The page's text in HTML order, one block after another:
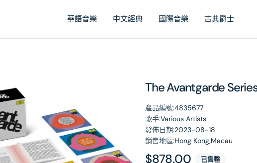
華語音樂 中文經典 國際音樂 古典爵士
The Avantgarde
產品編號:4835677
歌手:Various Artists
發佈日期:2023-08-18
銷售地區:Hong Kong,Macau
原
$878.00 已售罄